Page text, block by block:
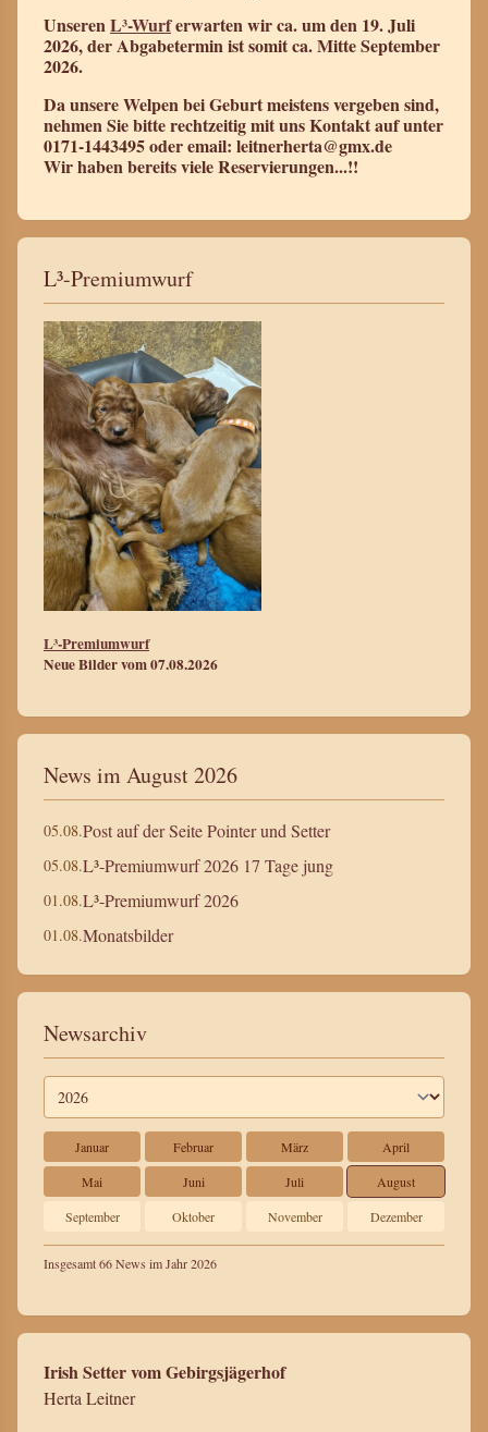
Unseren L³-Wurferwarten wir ca. um den 19. Juli
2026, der Abgabetermin ist somit ca. Mitte September
2026.
Da unsere Welpen bei Geburt meistens vergeben sind,
nehmen Sie bitte rechtzeitig mit uns Kontakt auf unter
0171-1443495 oder email: leitnerherta@gmx.de
Wir haben bereits viele Reservierungen...!!
L³-Premiumwurf
L³-Premiumwurf
Neue Bilder vom 07.08.2026
News im August 2026
05.08.Post auf der Seite Pointer und Setter
05.08.L³-Premiumwurf 2026 17 Tage jung
01.08.L³-Premiumwurf 2026
01.08.Monatsbilder
Newsarchiv
Januar Februar März
April
Mai
Juni Juli
August
September
Oktober November Dezember
Insgesamt 66 News im Jahr 2026
Irish Setter vom Gebirgsjägerhof
Herta Leitner